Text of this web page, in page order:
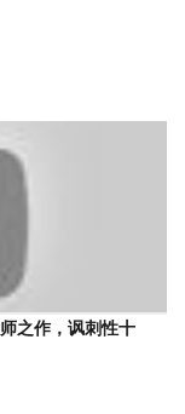
之作，讽刺性十